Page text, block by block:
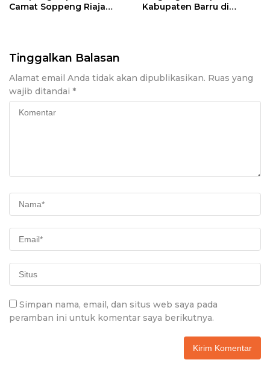
Camat Soppeng Riaja
Kabupaten Barru di
Tinggalkan Balasan
Alamat email Anda tidak akan dipublikasikan. Ruas yang
wajib ditandai *
Simpan nama, email, dan situs web saya pada
peramban ini untuk komentar saya berikutnya.